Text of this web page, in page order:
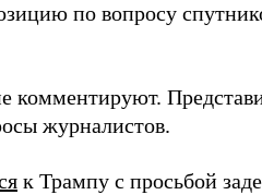
по вопросу
комментируют.
журналистов.
к Трампу с просьбой